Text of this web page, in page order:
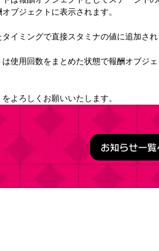
ブジェクトに表示されます。
タイミングで直接スタミナの値に追加され
は使用回数をまとめた状態で報酬オブジェ
よろしくお願いいたします。
お知らせ一覧